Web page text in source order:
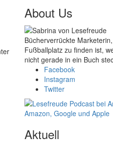
About Us
Bücherverrückte
Fußballplatz zu finden ist,
nicht gerade in ein Buch
Facebook
Instagram
Twitter
Aktuell